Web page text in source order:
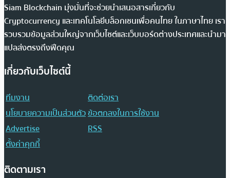
Siam Blockchain มุ่งมั่นที่จะช่วยนำเสนอสารเกี่ยวกับ
Cryptocurrency และเทคโนโลยีบล็อกเชนเพื่อคนไทย ในภาษาไทย เรา
รวบรวมข้อมูลส่วนใหญ่จากเว็บไซต์และเว็บบอร์ดต่างประเทศและนำมา
แปลส่งตรงถึงฟีดคุณ
เกี่ยวกับเว็บไซต์นี้
ทีมงาน
ติดต่อเรา
นโยบายความเป็นส่วนตัวข้อตกลงในการใช้งาน
Advertise
RSS
ตั้งค่าคุกกี้
ติดตามเรา